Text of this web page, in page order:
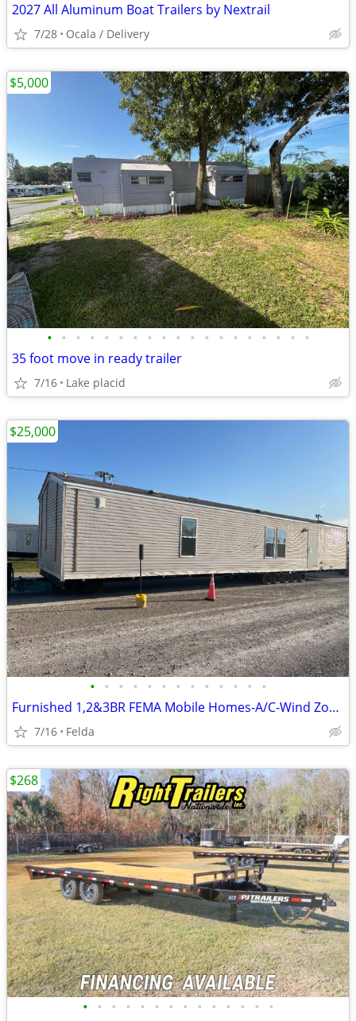
2027 All Aluminum Boat Trailers by Nextrail
7/28 Ocala / Delivery
• • • • • • • • • • • • • • • • • • •
35 foot move in ready trailer
7/16 Lake placid
$5,000
• • • • • • • • • • • • •
Furnished 1,2&3BR FEMA Mobile Homes-A/C-Wind Zone 3-CAL
7/16 Felda
$25,000
• • • • • • • • • • • • • •
$268